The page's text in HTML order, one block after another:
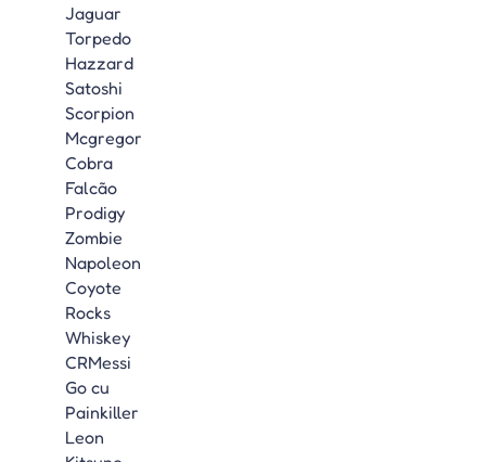
Jaguar
Torpedo
Hazzard
Satoshi
Scorpion
Mcgregor
Cobra
Falcão
Prodigy
Zombie
Napoleon
Coyote
Rocks
Whiskey
CRMessi
Go cu
Painkiller
Leon